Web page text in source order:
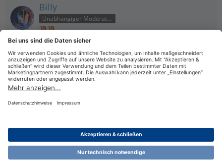
Billy
Unabhängiger Moderator
25. März 2026 um 18:23
Was genau wurde angekündigt in den Worten der Bank?
Nutzungsbestimmungen Cookie-Einstellungen